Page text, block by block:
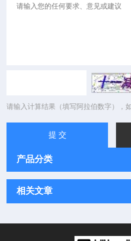
请输入计算结果（填写阿拉伯数字），
产品分类
相关文章